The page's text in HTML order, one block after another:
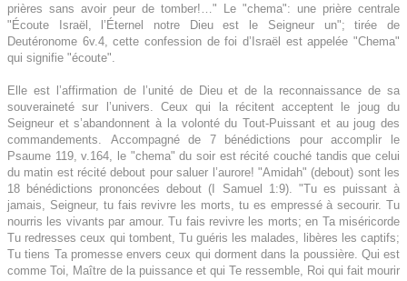
prières sans avoir peur de tomber!…" Le "chema": une prière centrale
"Écoute Israël, l’Éternel notre Dieu est le Seigneur un"; tirée de
Deutéronome 6v.4, cette confession de foi d’Israël est appelée "Chema"
qui signifie "écoute".
Elle est l’affirmation de l’unité de Dieu et de la reconnaissance de sa
souveraineté sur l’univers. Ceux qui la récitent acceptent le joug du
Seigneur et s’abandonnent à la volonté du Tout-Puissant et au joug des
commandements. Accompagné de 7 bénédictions pour accomplir le
Psaume 119, v.164, le "chema" du soir est récité couché tandis que celui
du matin est récité debout pour saluer l’aurore! "Amidah" (debout) sont les
18 bénédictions prononcées debout (I Samuel 1:9). "Tu es puissant à
jamais, Seigneur, tu fais revivre les morts, tu es empressé à secourir. Tu
nourris les vivants par amour. Tu fais revivre les morts; en Ta miséricorde
Tu redresses ceux qui tombent, Tu guéris les malades, libères les captifs;
Tu tiens Ta promesse envers ceux qui dorment dans la poussière. Qui est
comme Toi, Maître de la puissance et qui Te ressemble, Roi qui fait mourir